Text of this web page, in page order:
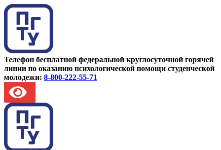
Телефон бесплатной федеральной круглосуточной горячей
линии по оказанию психологической помощи студенческой
молодежи: 8-800-222-55-71